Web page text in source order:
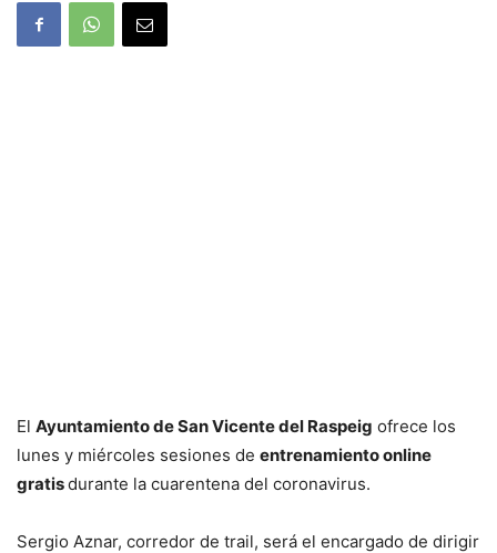
El Ayuntamiento de San Vicente del Raspeig ofrece los
lunes y miércoles sesiones de entrenamiento online
gratisdurante la cuarentena del coronavirus.
Sergio Aznar, corredor de trail, será el encargado de dirigir